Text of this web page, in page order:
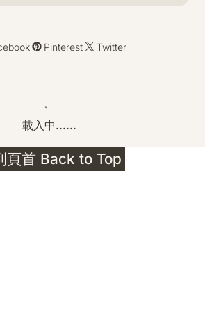
Twitter
Pinterest
載入中......
頁首 Back to Top